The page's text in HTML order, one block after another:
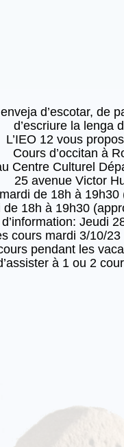
d’escotar, de
d’escriure la lenga
L’IEO 12 vous
Cours d’occitan à
Centre Culturel
25 avenue Victor
de 18h à 19h30
de 18h à 19h30
Jeudi
cours mardi 3/10/
pendant les
à 1 ou 2